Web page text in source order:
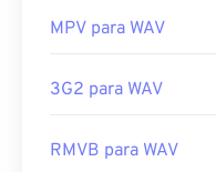
MPV para WAV
3G2 para WAV
RMVB para WAV